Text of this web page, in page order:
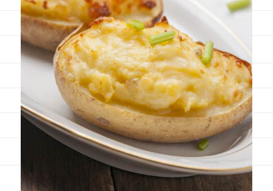
Viandes
Pratique
Mesures conversions
Lexique des différents termes de cuisine
Service du vin
Contact
Mes livres